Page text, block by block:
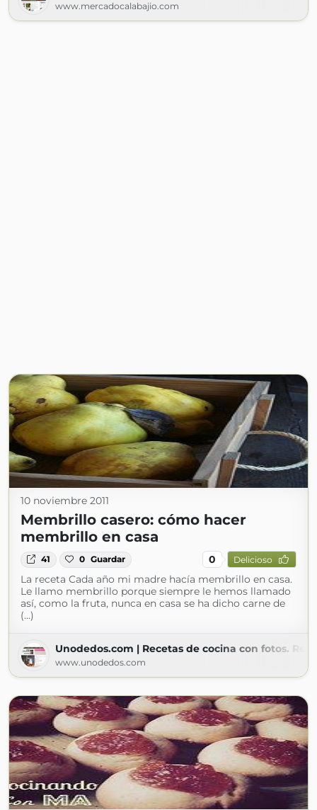
www.mercadocalabajio.com
10 noviembre 2011
Membrillo casero: cómo hacer
membrillo en casa
41 0 Guardar 0 Delicioso
La receta Cada año mi madre hacía membrillo en casa.
Le llamo membrillo porque siempre le hemos llamado
así, como la fruta, nunca en casa se ha dicho carne de
(...)
Unodedos.com | Recetas de cocina con fotos.
www.unodedos.com